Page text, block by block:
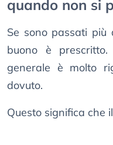
quando non si
Se sono passati
buono è
generale è molto
dovuto.
Questo significa che